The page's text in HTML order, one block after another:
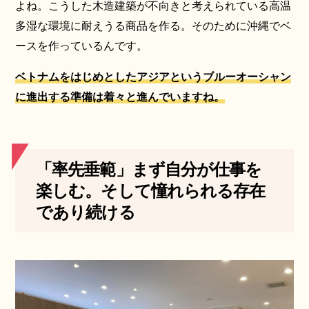
よね。こうした木造建築が不向きと考えられている高温
多湿な環境に耐えうる商品を作る。そのために沖縄でベ
ースを作っているんです。
ベトナムをはじめとしたアジアというブルーオーシャン
に進出する準備は着々と進んでいますね。
「率先垂範」まず自分が仕事を
楽しむ。そして憧れられる存在
であり続ける